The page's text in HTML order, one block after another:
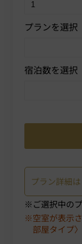
プランを選択
宿泊数を選択
プラン詳細
ご選択中の
空室が表示
部屋タイプ